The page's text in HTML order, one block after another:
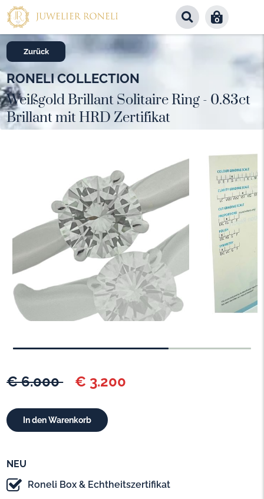
0
Zurück
€ 6.000 € 3.200
NEU
Roneli Box & Echtheitszertifikat
RONELI COLLECTION
Weißgold Brillant Solitaire Ring - 0.83ct
Brillant mit HRD Zertifikat